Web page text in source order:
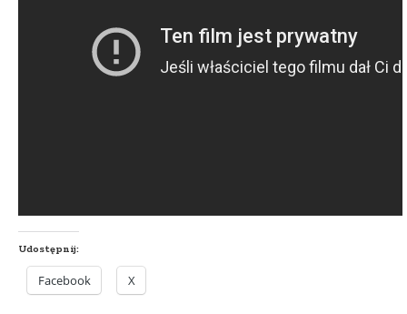
Udostępnij:
Facebook X